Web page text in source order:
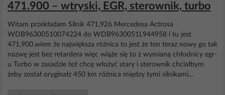
471.900 – wtryski, EGR, sterownik, turbo
Witam przekładam Silnik 471,926 Mercedesa Actrosa
WDB96300510074224 do WDB9630051L944958 i tu jest
471,900.wiem że największa różnica to jest że ten teraz nowy go tak
nazwę jest bez retardera więc wiąże się to z wymianą chłodnicy egr-
u Turbo w zasadzie też chcę włożyć stary i sterownik chciałbym
żeby został oryginałz 450 km różnica między tymi silnikami...